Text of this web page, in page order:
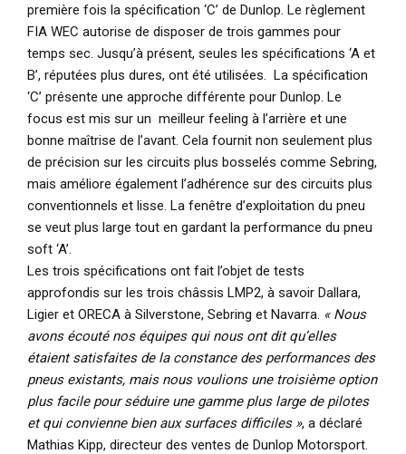
première fois la spécification ‘C’ de Dunlop. Le règlement
FIA WEC autorise de disposer de trois gammes pour
temps sec. Jusqu’à présent, seules les spécifications ‘A et
B’, réputées plus dures, ont été utilisées. La spécification
‘C’ présente une approche différente pour Dunlop. Le
focus est mis sur un meilleur feeling à l’arrière et une
bonne maîtrise de l’avant. Cela fournit non seulement plus
de précision sur les circuits plus bosselés comme Sebring,
mais améliore également l’adhérence sur des circuits plus
conventionnels et lisse. La fenêtre d’exploitation du pneu
se veut plus large tout en gardant la performance du pneu
soft ‘A’.
Les trois spécifications ont fait l’objet de tests
approfondis sur les trois châssis LMP2, à savoir Dallara,
Ligier et ORECA à Silverstone, Sebring et Navarra. « Nous
avons écouté nos équipes qui nous ont dit qu’elles
étaient satisfaites de la constance des performances des
pneus existants, mais nous voulions une troisième option
plus facile pour séduire une gamme plus large de pilotes
et qui convienne bien aux surfaces difficiles », a déclaré
Mathias Kipp, directeur des ventes de Dunlop Motorsport.